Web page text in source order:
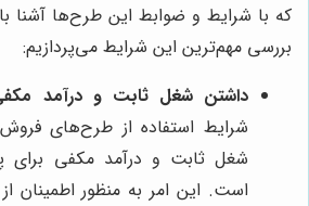
که با شرایط و ضوابط این طرح‌ها آشنا
بررسی مهم‌ترین این شرایط می‌پردازیم:
داشتن شغل ثابت و درآمد
شرایط استفاده از طرح‌های
شغل ثابت و درآمد مکفی برای
است. این امر به منظور اطمینان